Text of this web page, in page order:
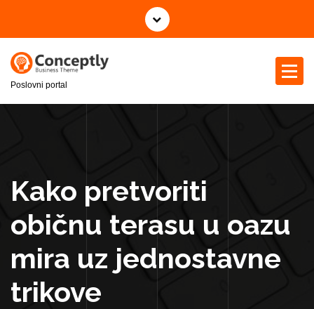
i
Poslovni portal
Kako pretvoriti
običnu terasu u oazu
mira uz jednostavne
trikove